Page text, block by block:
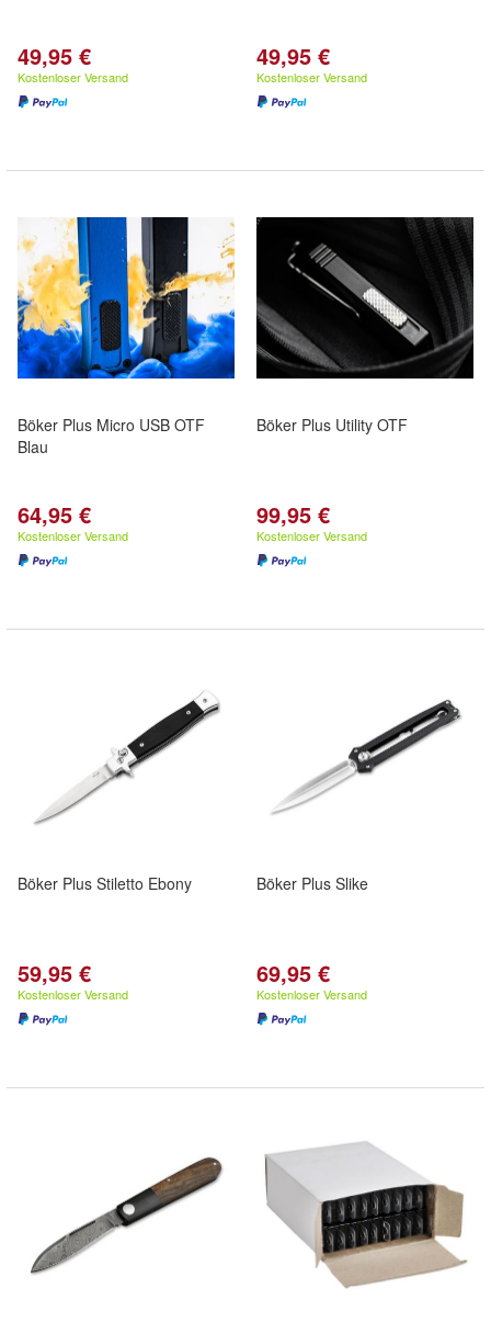
49,95 €
Kostenloser Versand
49,95 €
Kostenloser Versand
Böker Plus Micro USB OTF
Blau
64,95 €
Kostenloser Versand
Böker Plus Utility OTF
99,95 €
Kostenloser Versand
Böker Plus Stiletto Ebony
59,95 €
Kostenloser Versand
Böker Plus Slike
69,95 €
Kostenloser Versand